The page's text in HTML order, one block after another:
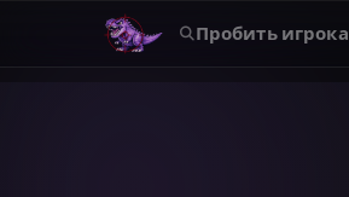
Пробить игрока